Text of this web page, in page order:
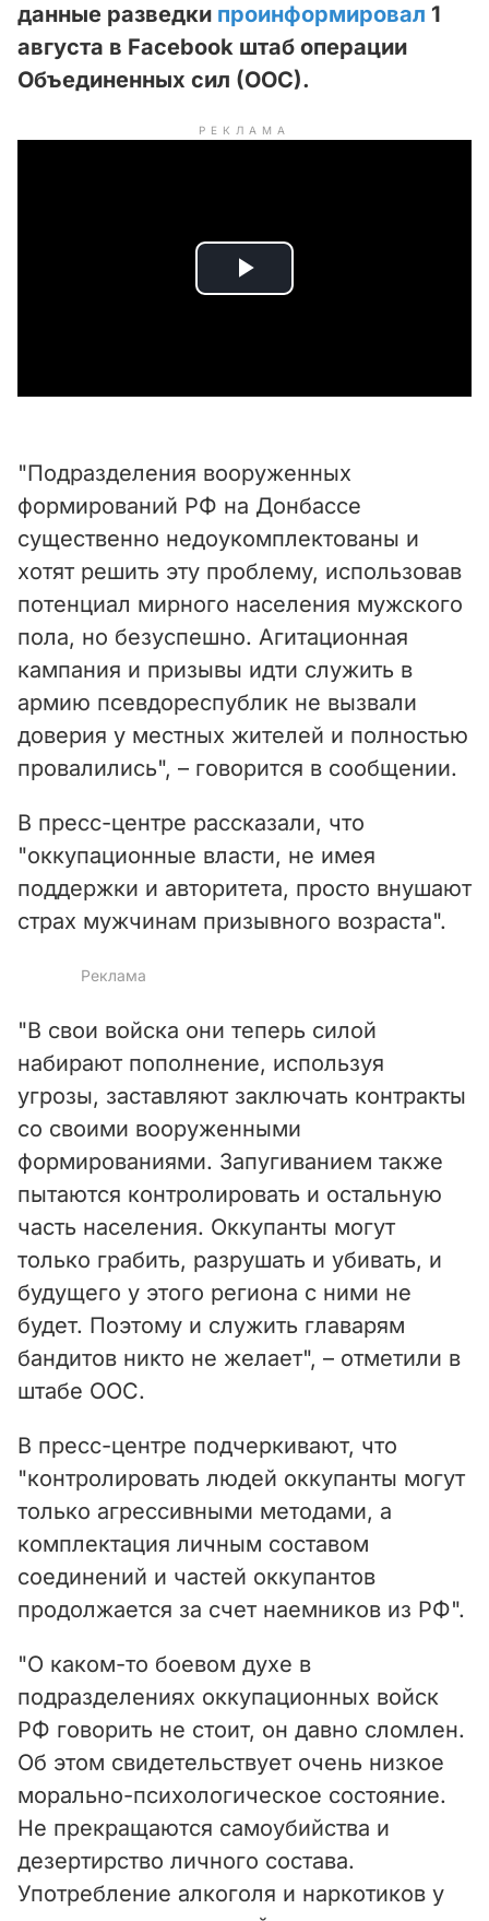
данные разведки проинформировал 1
августа в Facebook штаб операции
Объединенных сил (ООС).
РЕКЛАМА
P
a
V
i
d
e
o
"Подразделения вооруженных
формирований РФ на Донбассе
существенно недоукомплектованы и
хотят решить эту проблему, использовав
потенциал мирного населения мужского
пола, но безуспешно. Агитационная
кампания и призывы идти служить в
армию псевдореспублик не вызвали
доверия у местных жителей и полностью
провалились", – говорится в сообщении.
В пресс-центре рассказали, что
"оккупационные власти, не имея
поддержки и авторитета, просто внушают
страх мужчинам призывного возраста".
"В свои войска они теперь силой
набирают пополнение, используя
угрозы, заставляют заключать контракты
со своими вооруженными
формированиями. Запугиванием также
пытаются контролировать и остальную
часть населения. Оккупанты могут
только грабить, разрушать и убивать, и
будущего у этого региона с ними не
будет. Поэтому и служить главарям
бандитов никто не желает", – отметили в
штабе ООС.
В пресс-центре подчеркивают, что
"контролировать людей оккупанты могут
только агрессивными методами, а
комплектация личным составом
соединений и частей оккупантов
продолжается за счет наемников из РФ".
"О каком-то боевом духе в
подразделениях оккупационных войск
РФ говорить не стоит, он давно сломлен.
Об этом свидетельствует очень низкое
морально-психологическое состояние.
Не прекращаются самоубийства и
дезертирство личного состава.
Употребление алкоголя и наркотиков у